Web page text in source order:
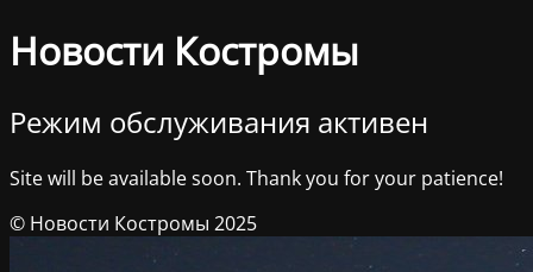
Новости Костромы
Режим обслуживания активен
Site will be available soon. Thank you for your patience!
© Новости Костромы 2025